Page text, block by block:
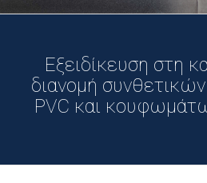
Εξειδίκευση στη
διανομή
PVC και